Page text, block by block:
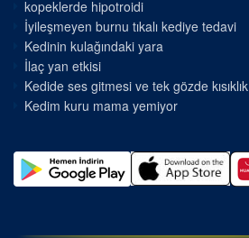
kopeklerde hipotroidi
İyileşmeyen burnu tıkalı kediye tedavi
Kedinin kulağındaki yara
İlaç yan etkisi
Kedide ses gitmesi ve tek gözde kısıklık
Kedim kuru mama yemiyor